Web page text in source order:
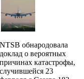
NTSB обнародовала
доклад о вероятных
причинах катастрофы,
случившейся 23